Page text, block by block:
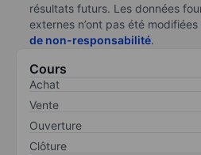
résultats futurs. Les données
externes n’ont pas été
de non-responsabilité.
Cours
Achat
Vente
Ouverture
Clôture